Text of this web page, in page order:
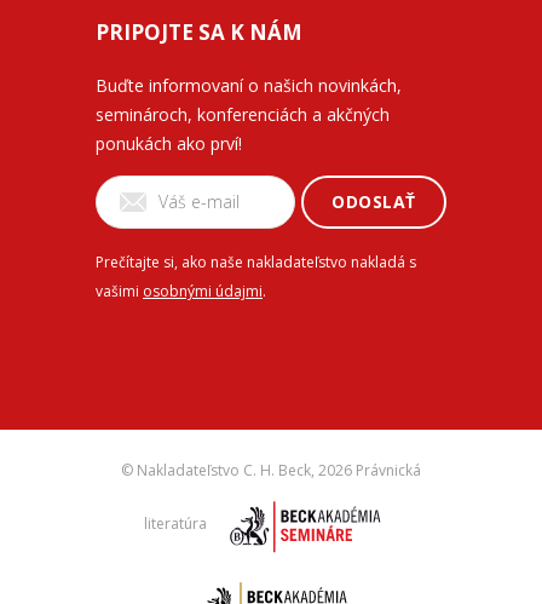
PRIPOJTE SA K NÁM
Buďte informovaní o našich novinkách,
seminároch, konferenciách a akčných
ponukách ako prví!
ODOSLAŤ
Prečítajte si, ako naše nakladateľstvo nakladá s
vašimi osobnými údajmi.
© Nakladateľstvo C. H. Beck, 2026 Právnická
literatúra